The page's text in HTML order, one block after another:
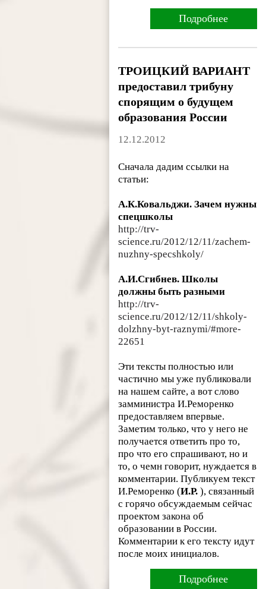
Подробнее
ТРОИЦКИЙ ВАРИАНТ
предоставил трибуну
спорящим о будущем
образования России
12.12.2012
Сначала дадим ссылки на
статьи:
А.К.Ковальджи. Зачем нужны
спецшколы
http://trv-
science.ru/2012/12/11/zachem-
nuzhny-specshkoly/
А.И.Сгибнев. Школы
должны быть разными
http://trv-
science.ru/2012/12/11/shkoly-
dolzhny-byt-raznymi/#more-
22651
Эти тексты полностью или
частично мы уже публиковали
на нашем сайте, а вот слово
замминистра И.Реморенко
предоставляем впервые.
Заметим только, что у него не
получается ответить про то,
про что его спрашивают, но и
то, о чемн говорит, нуждается в
комментарии. Публикуем текст
И.Реморенко (И.Р.), связанный
с горячо обсуждаемым сейчас
проектом закона об
образовании в России.
Комментарии к его тексту идут
после моих инициалов.
Подробнее